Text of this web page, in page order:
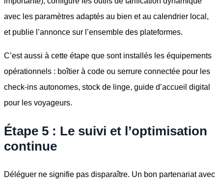
avec les paramètres adaptés au bien et au calendrier local,
et publie l’annonce sur l’ensemble des plateformes.
C’est aussi à cette étape que sont installés les équipements
opérationnels : boîtier à code ou serrure connectée pour les
check-ins autonomes, stock de linge, guide d’accueil digital
pour les voyageurs.
Étape 5 : Le suivi et l’optimisation
continue
Déléguer ne signifie pas disparaître. Un bon partenariat avec